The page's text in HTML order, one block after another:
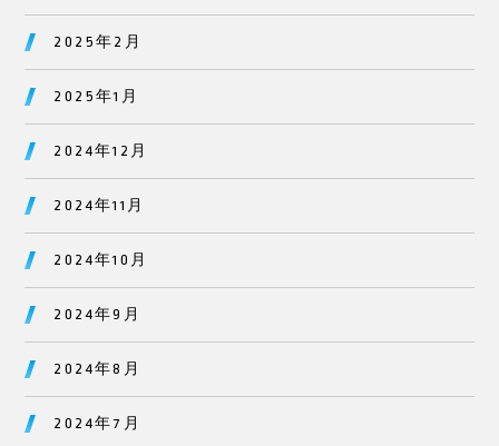
2025年2月
2025年1月
2024年12月
2024年11月
2024年10月
2024年9月
2024年8月
2024年7月